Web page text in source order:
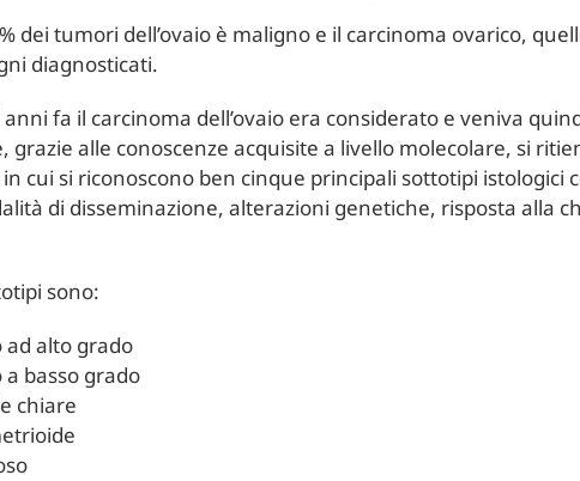
dei tumori dell’ovaio è maligno e il carcinoma ovarico,
diagnosticati.
anni fa il carcinoma dell’ovaio era considerato e veniva
grazie alle conoscenze acquisite a livello molecolare, si
cui si riconoscono ben cinque principali sottotipi
di disseminazione, alterazioni genetiche, risposta alla
sono:
ad alto grado
a basso grado
chiare